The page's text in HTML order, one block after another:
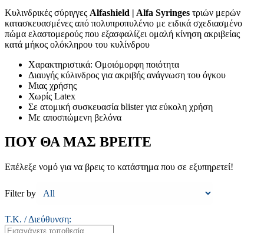
Κυλινδρικές σύριγγες Alfashield | Alfa Syringes τριών μερών
κατασκευασμένες από πολυπροπυλένιο με ειδικά σχεδιασμένο
πώμα ελαστομερούς που εξασφαλίζει ομαλή κίνηση ακριβείας
κατά μήκος ολόκληρου του κυλίνδρου
Χαρακτηριστικά: Ομοιόμορφη ποιότητα
Διαυγής κύλινδρος για ακριβής ανάγνωση του όγκου
Μιας χρήσης
Χωρίς Latex
Σε ατομική συσκευασία blister για εύκολη χρήση
Με αποσπώμενη βελόνα
ΠΟΥ ΘΑ ΜΑΣ ΒΡΕΙΤΕ
Επέλεξε νομό για να βρεις το κατάστημα που σε εξυπηρετεί!
Filter by
Τ.Κ. / Διεύθυνση: